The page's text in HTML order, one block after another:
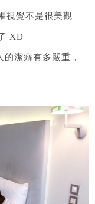
視覺不是很美觀
XD
潔癖有多嚴重，